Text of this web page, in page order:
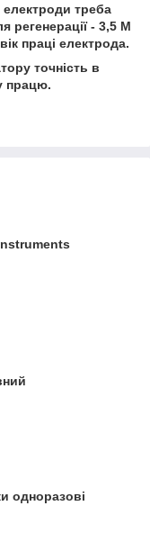
треба
регенерації - 3,5 М
праці електрода.
точність в
працю.
одноразові